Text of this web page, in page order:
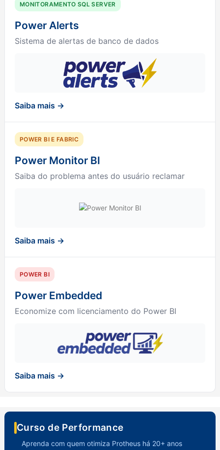
MONITORAMENTO SQL SERVER
Power Alerts
Sistema de alertas de banco de dados
Saiba mais →
POWER BI E FABRIC
Power Monitor BI
Saiba do problema antes do usuário reclamar
Saiba mais →
POWER BI
Power Embedded
Economize com licenciamento do Power BI
Saiba mais →
Curso de Performance
Aprenda com quem otimiza Protheus há 20+ anos